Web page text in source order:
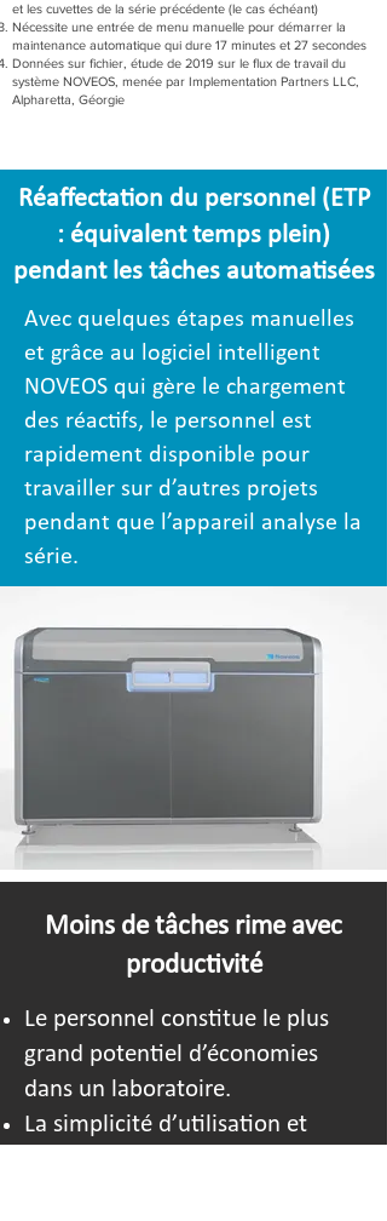
et les cuvettes de la série précédente (le cas échéant)
Nécessite une entrée de menu manuelle pour démarrer la
maintenance automatique qui dure 17 minutes et 27 secondes
Données sur fichier, étude de 2019 sur le flux de travail du
système NOVEOS, menée par Implementation Partners LLC,
Alpharetta, Géorgie
Réaffectation du personnel (ETP
: équivalent temps plein)
pendant les tâches automatisées
Avec quelques étapes manuelles
et grâce au logiciel intelligent
NOVEOS qui gère le chargement
des réactifs, le personnel est
rapidement disponible pour
travailler sur d’autres projets
pendant que l’appareil analyse la
série.
Moins de tâches rime avec
productivité
Le personnel constitue le plus
grand potentiel d’économies
dans un laboratoire.
La simplicité d’utilisation et